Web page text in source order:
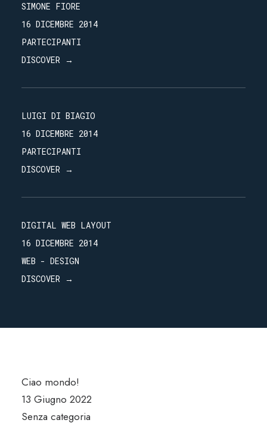
SIMONE FIORE
16 DICEMBRE 2014
PARTECIPANTI
DISCOVER →
LUIGI DI BIAGIO
16 DICEMBRE 2014
PARTECIPANTI
DISCOVER →
DIGITAL WEB LAYOUT
16 DICEMBRE 2014
WEB - DESIGN
DISCOVER →
Ciao mondo!
13 Giugno 2022
Senza categoria